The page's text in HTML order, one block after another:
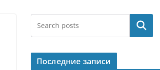
Поиск
Последние записи